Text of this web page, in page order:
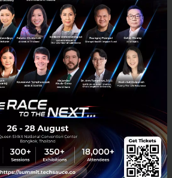
ดิจิทัล LINE SHOPPING จะยังคง
รับกับพฤติกรรมการช้อปปิ้งเปลี่ยน
แพลตฟอร์ม Social Commerce ตัว
ด้แชทและช้อปปิ้งบน LINE” คุณเลอ
LINE Ecosystem Social Commerce
No comment